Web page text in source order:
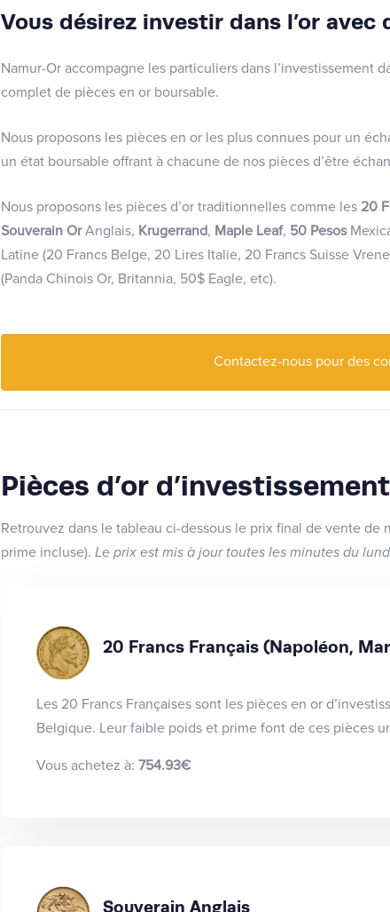
Vous désirez investir dans l’or avec
Namur-Or accompagne les particuliers dans l’investissement
complet de pièces en or boursable.
Nous proposons les pièces en or les plus connues pour un
un état boursable offrant à chacune de nos pièces d’être
Nous proposons les pièces d’or traditionnelles comme les 20
Souverain OrAnglais, Krugerrand, Maple Leaf, 50 Pesos
Latine (20 Francs Belge, 20 Lires Italie, 20 Francs Suisse
(Panda Chinois Or, Britannia, 50$ Eagle, etc).
Contactez-nous pour des
Pièces d’or
Retrouvez dans le tableau ci-dessous le prix final de vente de
prime incluse). Le prix est mis à jour toutes les minutes du
20 Francs Français (Napoléon,
Les 20 Francs Françaises sont les pièces en or
Belgique. Leur faible poids et prime font de ces pièces
Vous achetez à: 754.93€
Souverain Anglais